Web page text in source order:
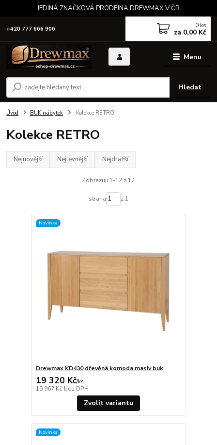
JEDINÁ ZNAČKOVÁ PRODEJNA DREWMAX V ČR
Menu
Hledat
+420 777 666 906 0 ks
za 0,00 Kč
Úvod BUK nábytek Kolekce RETRO
Kolekce RETRO
Nejnovější Nejlevnější Nejdražší
Zobrazuji 1-12 z 12
strana z 1
Novinka
Drewmax KD430 dřevěná komoda masiv buk
19 320 Kč/ks
15 967 Kč bez DPH
Zvolit variantu
Novinka